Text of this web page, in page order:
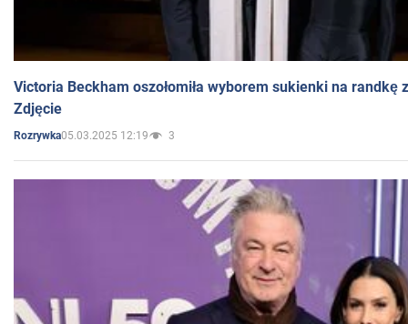
Victoria Beckham oszołomiła wyborem sukienki na randkę
Zdjęcie
Rozrywka05.03.2025 12:19 3